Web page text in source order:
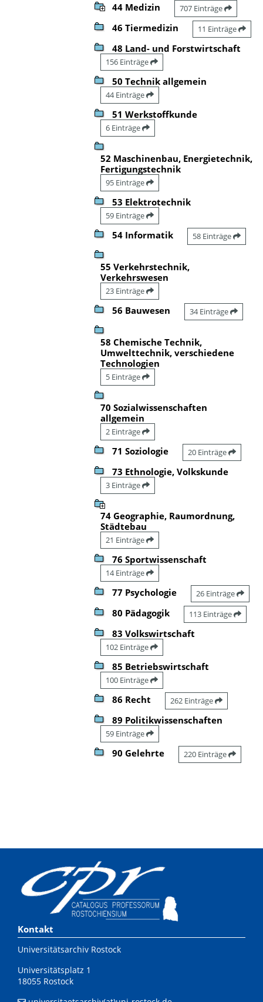
44 Medizin 707 Einträge
46 Tiermedizin 11 Einträge
48 Land- und Forstwirtschaft
156 Einträge
50 Technik allgemein
44 Einträge
51 Werkstoffkunde
6 Einträge
52 Maschinenbau, Energietechnik,
Fertigungstechnik
95 Einträge
53 Elektrotechnik
59 Einträge
54 Informatik 58 Einträge
55 Verkehrstechnik,
Verkehrswesen
23 Einträge
56 Bauwesen 34 Einträge
58 Chemische Technik,
Umwelttechnik, verschiedene
Technologien
5 Einträge
70 Sozialwissenschaften
allgemein
2 Einträge
71 Soziologie 20 Einträge
73 Ethnologie, Volkskunde
3 Einträge
74 Geographie, Raumordnung,
Städtebau
21 Einträge
76 Sportwissenschaft
14 Einträge
77 Psychologie 26 Einträge
80 Pädagogik 113 Einträge
83 Volkswirtschaft
102 Einträge
85 Betriebswirtschaft
100 Einträge
86 Recht 262 Einträge
89 Politikwissenschaften
59 Einträge
90 Gelehrte 220 Einträge
Kontakt
Universitätsarchiv Rostock
Universitätsplatz 1
18055 Rostock